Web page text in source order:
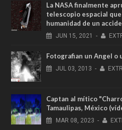
La NASA finalmente
telescopio espacial
humanidad de un
JUN 15, 2021 -
Fotografian un Angel o
JUL 03, 2013 -
Captan al mítico
Tamaulipas, México
MAR 08, 2023 -